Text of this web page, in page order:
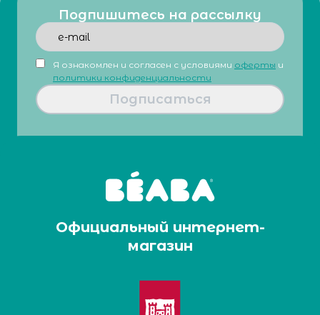
Подпишитесь на рассылку
Я ознакомлен и согласен с условиями оферты и
политики конфиденциальности
Подписаться
Официальный интернет-
магазин